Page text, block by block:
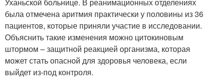
была отмечена аритмия практически у половины из 36
пациентов, которые приняли участие в исследовании.
Объяснить такие изменения можно цитокиновым
штормом – защитной реакцией организма, которая
может стать опасной для здоровья человека, если
выйдет из-под контроля.